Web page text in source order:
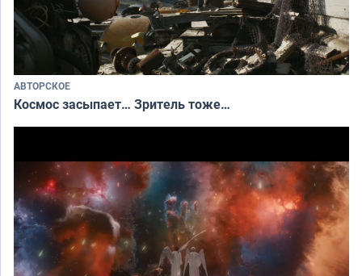
АВТОРСКОЕ
Космос засыпает… Зритель тоже…